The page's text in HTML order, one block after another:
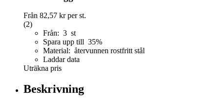
Från 82,57 krper st.
(2)
Från: 3 st
Spara upp till 35%
Material: återvunnen rostfritt stål
Laddar data
Uträkna pris
Beskrivning